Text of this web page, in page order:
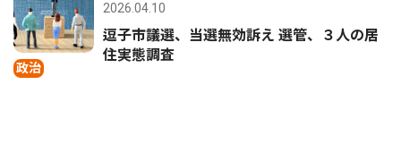
政治
2026.04.10
逗子市議選、当選無効訴え 選管、３人の居
住実態調査